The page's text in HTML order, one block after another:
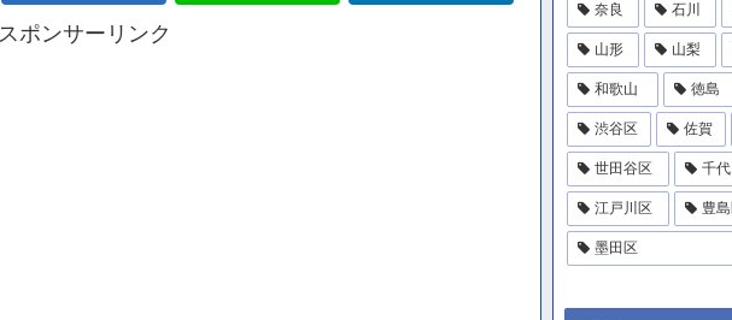
スポンサーリンク
奈良 石川
山形 山梨
和歌山 徳島
渋谷区 佐賀
世田谷区 千
江戸川区 豊
墨田区